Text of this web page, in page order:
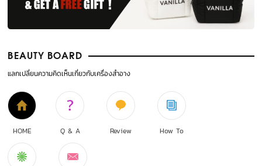
BEAUTY BOARD
แลกเปลี่ยนความคิดเห็นเกี่ยวกับเครื่องสำอาง
HOME Q & A Review How To